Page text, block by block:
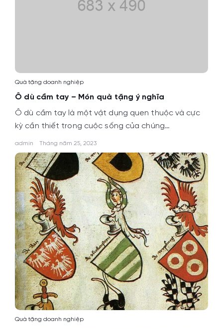
Quà tặng doanh nghiệp
Ô dù cầm tay – Món quà tặng ý nghĩa
Ô dù cầm tay là một vật dụng quen thuộc và cực
kỳ cần thiết trong cuộc sống của chúng…
admin Tháng năm 25, 2023
Quà tặng doanh nghiệp